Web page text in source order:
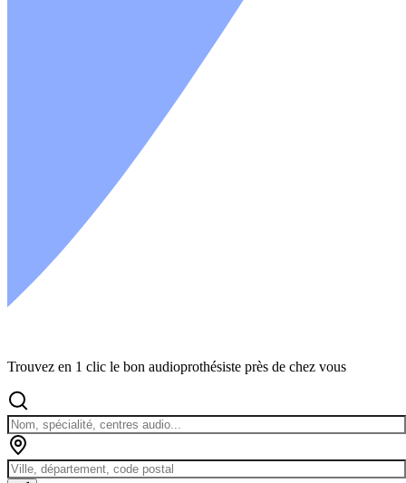
Trouvez en 1 clic le bon audioprothésiste près de chez vous